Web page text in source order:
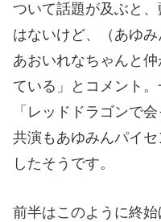
ついて話題が及ぶと
はないけど、（あゆ
あおいれなちゃんと
ている」とコメント
「レッドドラゴンで
共演もあゆみんパイ
したそうです。
前半はこのように終